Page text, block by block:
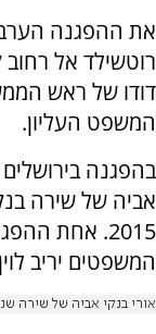
את ההפגנה
רוטשילד אל רחוב
דודו של ראש
המשפט העליון.
בהפגנה בירושלים
אביה של שירה
2015. אחת
המשפטים יריב
אורי בנקי אביה של שירה שנרצחה ב2015